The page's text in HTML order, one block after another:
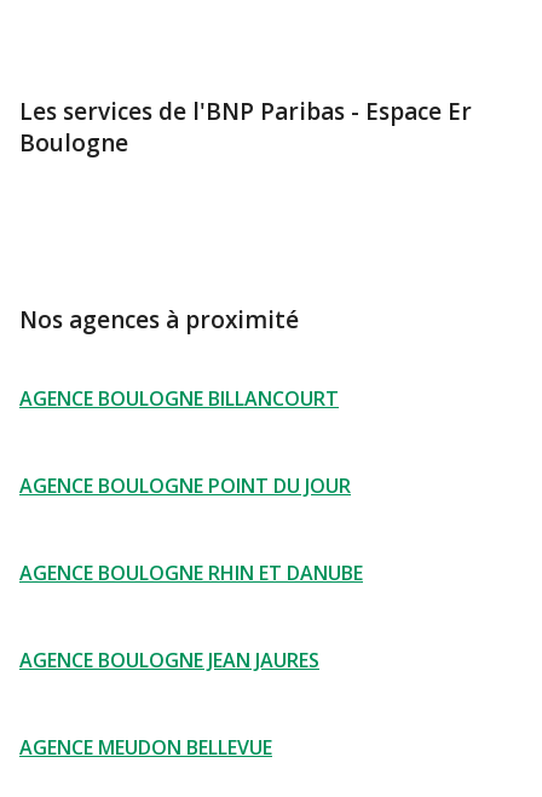
Les services de l'BNP Paribas - Espace Er
Boulogne
Nos agences à proximité
AGENCE BOULOGNE BILLANCOURT
AGENCE BOULOGNE POINT DU JOUR
AGENCE BOULOGNE RHIN ET DANUBE
AGENCE BOULOGNE JEAN JAURES
AGENCE MEUDON BELLEVUE